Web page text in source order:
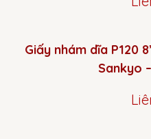
Giấy nhám dĩa P120
Sankyo